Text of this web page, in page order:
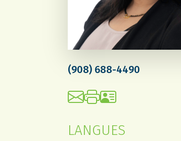
(908) 688-4490
LANGUES